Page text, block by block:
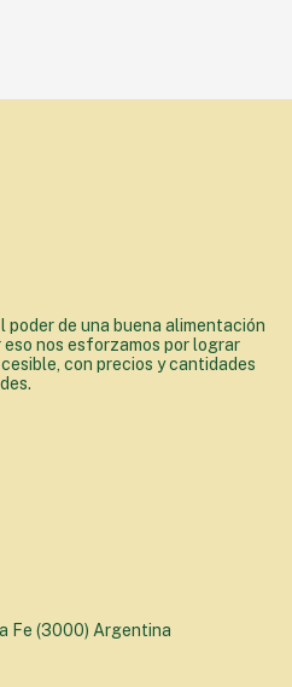
de una buena alimentación
nos esforzamos por lograr
con precios y cantidades
Fe (3000) Argentina